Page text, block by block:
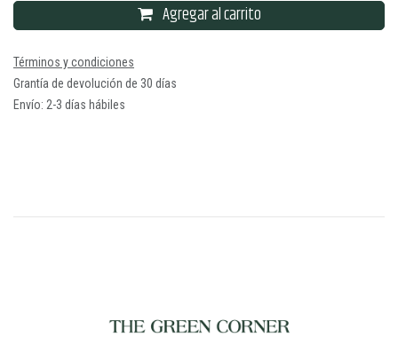
Agregar al carrito
Términos y condiciones
Grantía de devolución de 30 días
Envío: 2-3 días hábiles